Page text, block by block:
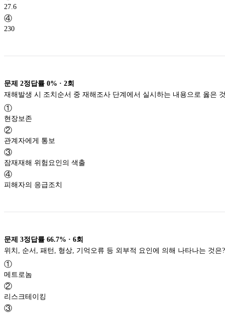
27.6
④
230
문제 2정답률 0% · 2회
재해발생 시 조치순서 중 재해조사 단계에서 실시하는 내용으로 옳은
①
현장보존
②
관계자에게 통보
③
잠재재해 위험요인의 색출
④
피해자의 응급조치
문제 3정답률 66.7% · 6회
위치, 순서, 패턴, 형상, 기억오류 등 외부적 요인에 의해 나타나는 것은?
①
메트로놈
②
리스크테이킹
③